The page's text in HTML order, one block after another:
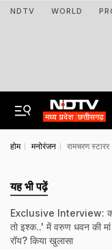
NDTV WORLD
होम मनोरंजन रामचरण
यह भी पढ़ें
Exclusive Interview:
तो इश्क..' में वरुण धवन की मां
रॉय? किया खुलासा